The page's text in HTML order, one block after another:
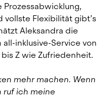
vollste Flexibilität gibt’s
Aleksandra die
inklusive-Service von
Z wie Zufriedenheit.
mehr machen. Wenn
ruf ich meine